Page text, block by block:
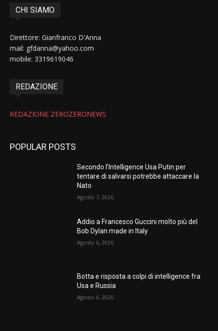
CHI SIAMO
Direttore: Gianfranco D'Anna
mail: gfdanna@yahoo.com
mobile: 3319619046
REDAZIONE
REDAZIONE ZEROZERONEWS
POPULAR POSTS
Secondo l’Intelligence Usa Putin per
tentare di salvarsi potrebbe attaccare la
Nato
Agosto 7, 2026
Addio a Francesco Guccini molto più del
Bob Dylan made in Italy
Agosto 6, 2026
Botta e risposta a colpi di intelligence fra
Usa e Russia
Agosto 6, 2026